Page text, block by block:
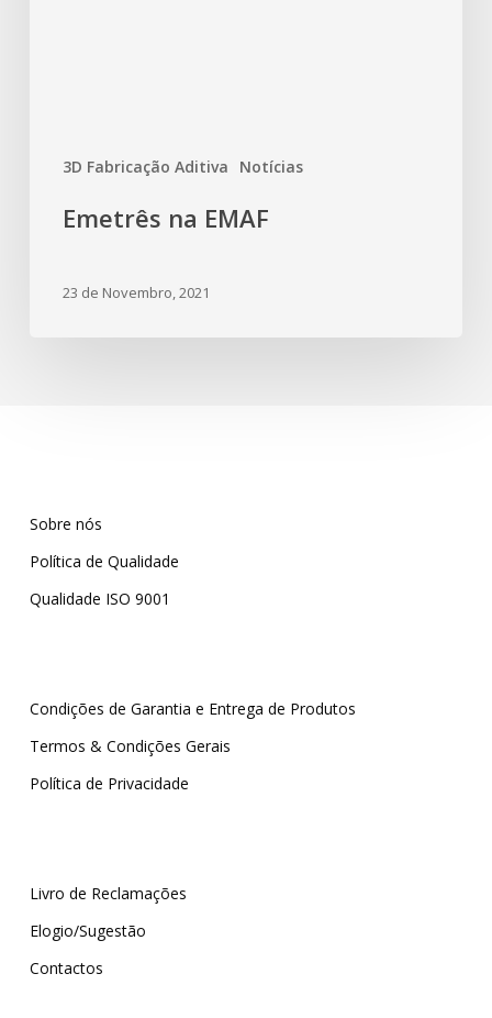
3D Fabricação Aditiva Notícias
Emetrês na EMAF
23 de Novembro, 2021
Sobre nós
Política de Qualidade
Qualidade ISO 9001
Condições de Garantia e Entrega de Produtos
Termos & Condições Gerais
Política de Privacidade
Livro de Reclamações
Elogio/Sugestão
Contactos